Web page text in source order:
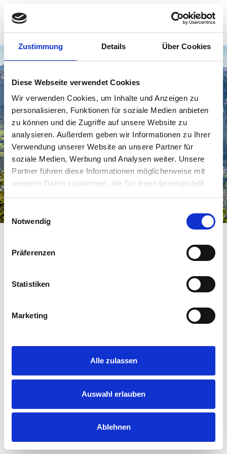
Zustimmung Details Über Cookies
Diese Webseite verwendet Cookies
Wir verwenden Cookies, um Inhalte und Anzeigen zu
personalisieren, Funktionen für soziale Medien anbieten
zu können und die Zugriffe auf unsere Website zu
analysieren. Außerdem geben wir Informationen zu Ihrer
Verwendung unserer Website an unsere Partner für
soziale Medien, Werbung und Analysen weiter. Unsere
Partner führen diese Informationen möglicherweise mit
weiteren Daten zusammen, die Sie ihnen bereitgestellt
Einwilligungsauswahl
Notwendig
Präferenzen
Statistiken
Marketing
Alle zulassen
Auswahl erlauben
Ablehnen
NachhaltigkeitsZEIGER
Nachhaltig übernachten in Bad Reichenhall und
einen Blick, wie nachhaltig unsere GastgeberInnen sind.
Kontakt|Impressum|Datenschutz|Drucken|Cookie